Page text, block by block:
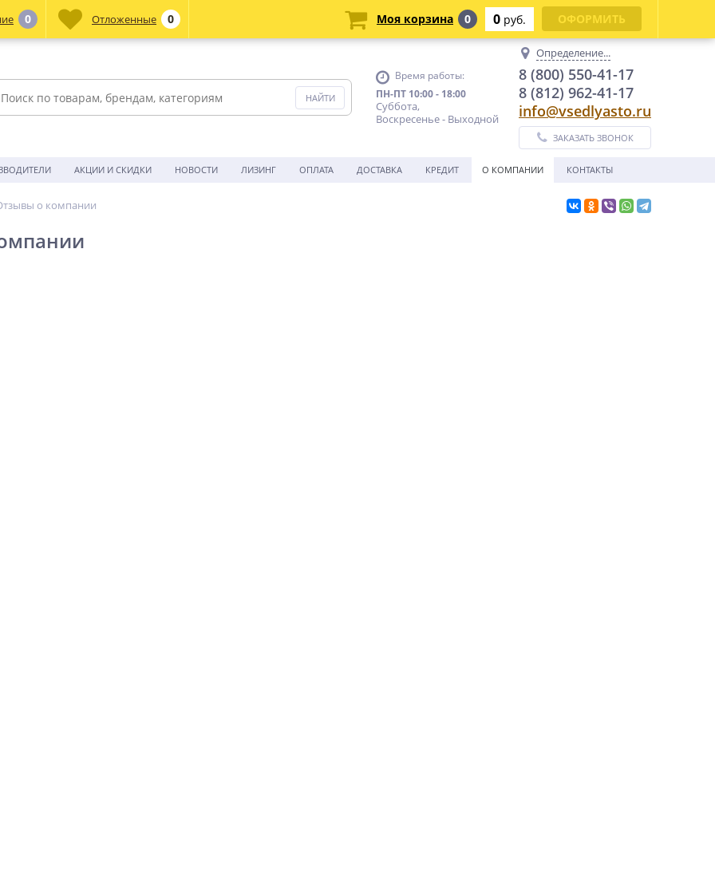
Время работы:
ПН-ПТ 10:00 - 18:00
Суббота,
Воскресенье - Выходной
Определение...
8 (800) 550-41-17
8 (812) 962-41-17
info@vsedlyasto.ru
ЗАКАЗАТЬ ЗВОНОК
АКЦИИ И СКИДКИ НОВОСТИ ЛИЗИНГ ОПЛАТА ДОСТАВКА КРЕДИТ О КОМПАНИИ КОНТАКТЫ
о компании
0 Отложенные 0 Моя корзина 0 0 руб. ОФОРМИТЬ